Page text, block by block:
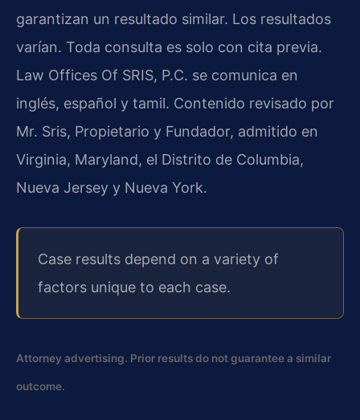
garantizan un resultado similar. Los resultados
varían. Toda consulta es solo con cita previa.
Law Offices Of SRIS, P.C. se comunica en
inglés, español y tamil. Contenido revisado por
Mr. Sris, Propietario y Fundador, admitido en
Virginia, Maryland, el Distrito de Columbia,
Nueva Jersey y Nueva York.
Case results depend on a variety of
factors unique to each case.
Attorney advertising. Prior results do not guarantee a similar
outcome.